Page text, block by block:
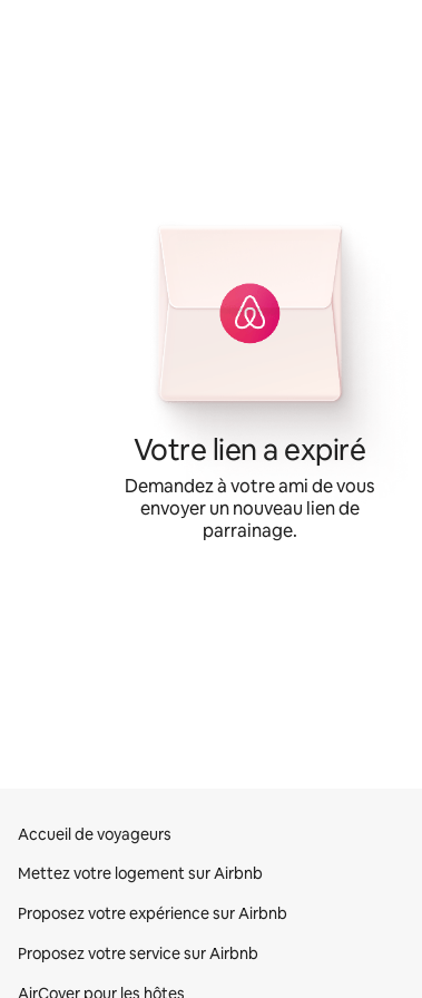
Votre lien a expiré
Demandez à votre ami de vous
envoyer un nouveau lien de
parrainage.
Accueil de voyageurs
Mettez votre logement sur Airbnb
Proposez votre expérience sur Airbnb
Proposez votre service sur Airbnb
AirCover pour les hôtes